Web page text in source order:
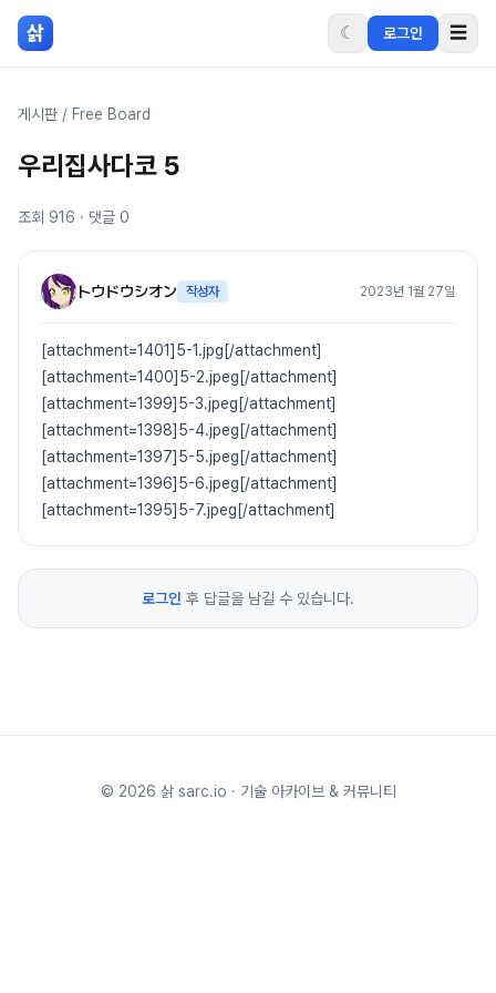
본문 바로가기
삵 ☾ 로그인 ☰
게시판 / Free Board
우리집사다코 5
조회 916 · 댓글 0
トウドウシオン 작성자 2023년 1월 27일
[attachment=1401]5-1.jpg[/attachment]
[attachment=1400]5-2.jpeg[/attachment]
[attachment=1399]5-3.jpeg[/attachment]
[attachment=1398]5-4.jpeg[/attachment]
[attachment=1397]5-5.jpeg[/attachment]
[attachment=1396]5-6.jpeg[/attachment]
[attachment=1395]5-7.jpeg[/attachment]
로그인 후 답글을 남길 수 있습니다.
© 2026 삵 sarc.io · 기술 아카이브 & 커뮤니티